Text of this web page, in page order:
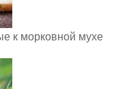
к морковной мухе